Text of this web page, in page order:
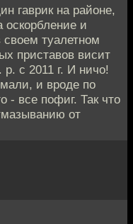
гаврик на районе,
оскорбление и
туалетном
приставов висит
с 2011 г. И ничо!
и вроде по
- все пофиг. Так что
от